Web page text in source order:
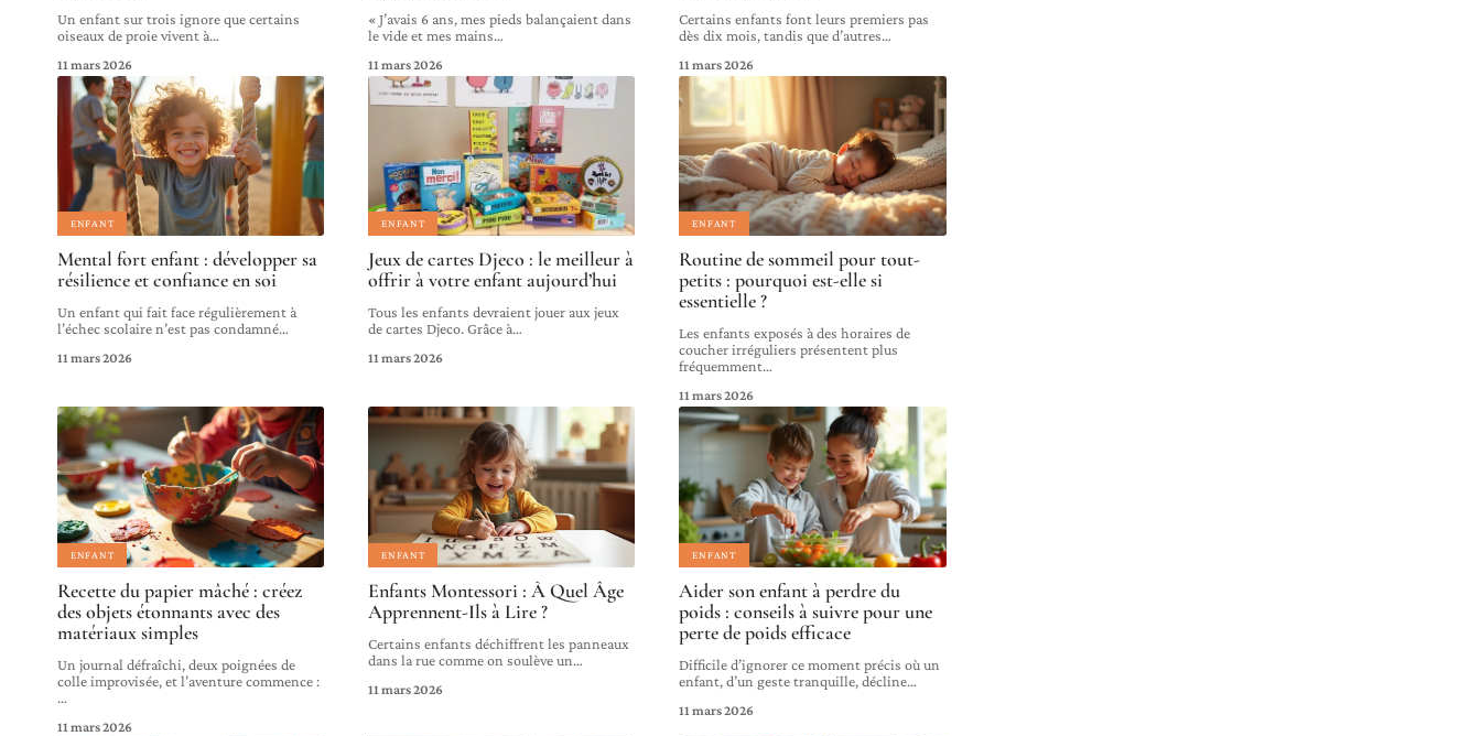
Un enfant sur trois ignore que certains
oiseaux de proie vivent à…
11 mars 2026
« J’avais 6 ans, mes pieds balançaient dans
le vide et mes mains…
11 mars 2026
Certains enfants font leurs premiers pas
dès dix mois, tandis que d’autres…
11 mars 2026
ENFANT
Mental fort enfant : développer sa
résilience et confiance en soi
Un enfant qui fait face régulièrement à
l’échec scolaire n’est pas condamné…
11 mars 2026
ENFANT
Jeux de cartes Djeco : le meilleur à
offrir à votre enfant aujourd’hui
Tous les enfants devraient jouer aux jeux
de cartes Djeco. Grâce à…
11 mars 2026
ENFANT
Routine de sommeil pour tout-
petits : pourquoi est-elle si
essentielle ?
Les enfants exposés à des horaires de
coucher irréguliers présentent plus
fréquemment…
11 mars 2026
ENFANT
Recette du papier mâché : créez
des objets étonnants avec des
matériaux simples
Un journal défraîchi, deux poignées de
colle improvisée, et l’aventure commence :
…
11 mars 2026
ENFANT
Enfants Montessori : À Quel Âge
Apprennent-Ils à Lire ?
Certains enfants déchiffrent les panneaux
dans la rue comme on soulève un…
11 mars 2026
ENFANT
Aider son enfant à perdre du
poids : conseils à suivre pour une
perte de poids efficace
Difficile d’ignorer ce moment précis où un
enfant, d’un geste tranquille, décline…
11 mars 2026